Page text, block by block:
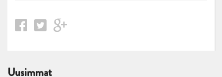
Uusimmat